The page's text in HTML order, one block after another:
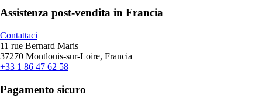
Assistenza post-vendita in Francia
Contattaci
11 rue Bernard Maris
37270 Montlouis-sur-Loire, Francia
+33 1 86 47 62 58
Pagamento sicuro